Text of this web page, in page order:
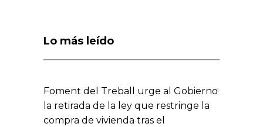
Lo más leído
Foment del Treball urge al Gobierno
la retirada de la ley que restringe la
compra de vivienda tras el